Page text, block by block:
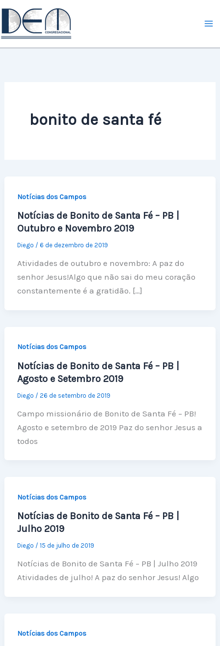
Ir
para
o
conteúdo
bonito de santa fé
Notícias dos Campos
Notícias de Bonito de Santa Fé – PB |
Outubro e Novembro 2019
Diego / 6 de dezembro de 2019
Atividades de outubro e novembro: A paz do
senhor Jesus!Algo que não sai do meu coração
constantemente é a gratidão. […]
Notícias dos Campos
Notícias de Bonito de Santa Fé – PB |
Agosto e Setembro 2019
Diego / 26 de setembro de 2019
Campo missionário de Bonito de Santa Fé – PB!
Agosto e setembro de 2019 Paz do senhor Jesus a
todos
Notícias dos Campos
Notícias de Bonito de Santa Fé – PB |
Julho 2019
Diego / 15 de julho de 2019
Notícias de Bonito de Santa Fé – PB | Julho 2019
Atividades de julho! A paz do senhor Jesus! Algo
Notícias dos Campos